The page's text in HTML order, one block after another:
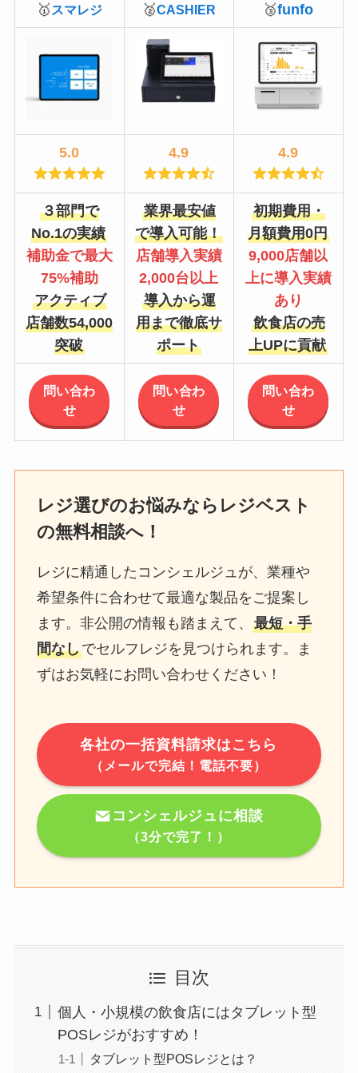
🥇 スマレジ 🥈CASHIER 🥉funfo
5.0 4.9 4.9
３部門で
No.1の実績
補助金で最大
75%補助
アクティブ
店舗数54,000
突破
業界最安値
で導入可能！
店舗導入実績
2,000台以上
導入から運
用まで徹底サ
ポート
初期費用・
月額費用0円
9,000店舗以
上に導入実績
あり
飲食店の売
上UPに貢献
問い合わ
せ
問い合わ
せ
問い合わ
せ
レジ選びのお悩みならレジベスト
の無料相談へ！
レジに精通したコンシェルジュが、業種や
希望条件に合わせて最適な製品をご提案し
ます。非公開の情報も踏まえて、 最短・手
間なしでセルフレジを見つけられます。ま
ずはお気軽にお問い合わせください！
各社の一括資料請求はこちら
（メールで完結！電話不要）
コンシェルジュに相談
（3分で完了！）
目次
個人・小規模の飲食店にはタブレット型
POSレジがおすすめ！
タブレット型POSレジとは？